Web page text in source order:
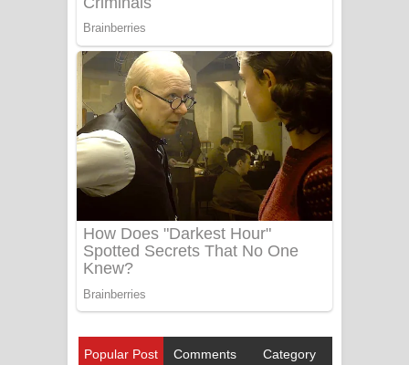
Popular Post Comments Category